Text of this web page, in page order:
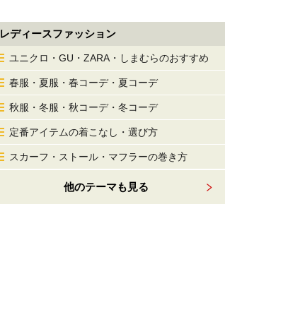
レディースファッション
ユニクロ・GU・ZARA・しまむらのおすすめ
春服・夏服・春コーデ・夏コーデ
秋服・冬服・秋コーデ・冬コーデ
定番アイテムの着こなし・選び方
スカーフ・ストール・マフラーの巻き方
他のテーマも見る